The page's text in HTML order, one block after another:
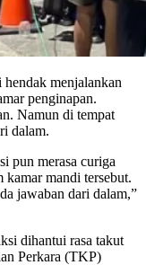
menjalankan
penginapan.
Namun di tempat
dalam.
pun merasa curiga
mandi tersebut.
jawaban dari dalam,”
dihantui rasa takut
Perkara (TKP)